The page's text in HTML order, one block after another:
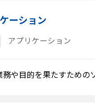
ーション
アプリケーション
や目的を果たすための